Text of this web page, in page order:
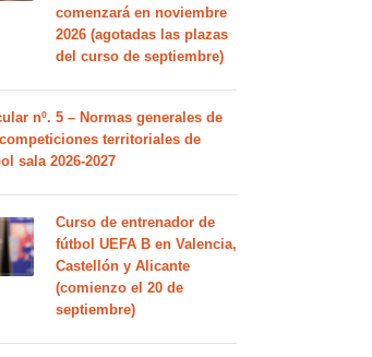
comenzará en noviembre
2026 (agotadas las plazas
del curso de septiembre)
nº. 5 – Normas generales de
competiciones territoriales de
sala 2026-2027
Curso de entrenador de
fútbol UEFA B en Valencia,
Castellón y Alicante
(comienzo el 20 de
septiembre)